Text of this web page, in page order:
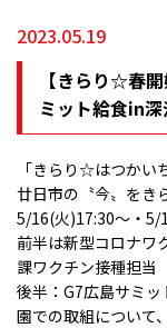
2023.05.19
【きらり☆春
ミット給食in深
「きらり☆はつかい
廿日市の〝今〟をき
5/16(火)17:30～・5/
前半は新型コロナ
課ワクチン接種担当
後半：G7広島サミ
園での取組について